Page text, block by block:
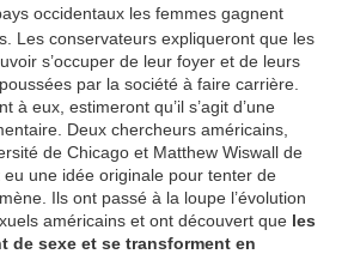
occidentaux les femmes gagnent
Les conservateurs expliqueront que les
s’occuper de leur foyer et de leurs
par la société à faire carrière.
à eux, estimeront qu’il s’agit d’une
Deux chercheurs américains,
de Chicago et Matthew Wiswall de
une idée originale pour tenter de
Ils ont passé à la loupe l’évolution
américains et ont découvert que les
de sexe et se transforment en